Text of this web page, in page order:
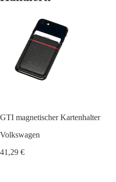
GTI magnetischer Kartenhalter
Volkswagen
41,29 €